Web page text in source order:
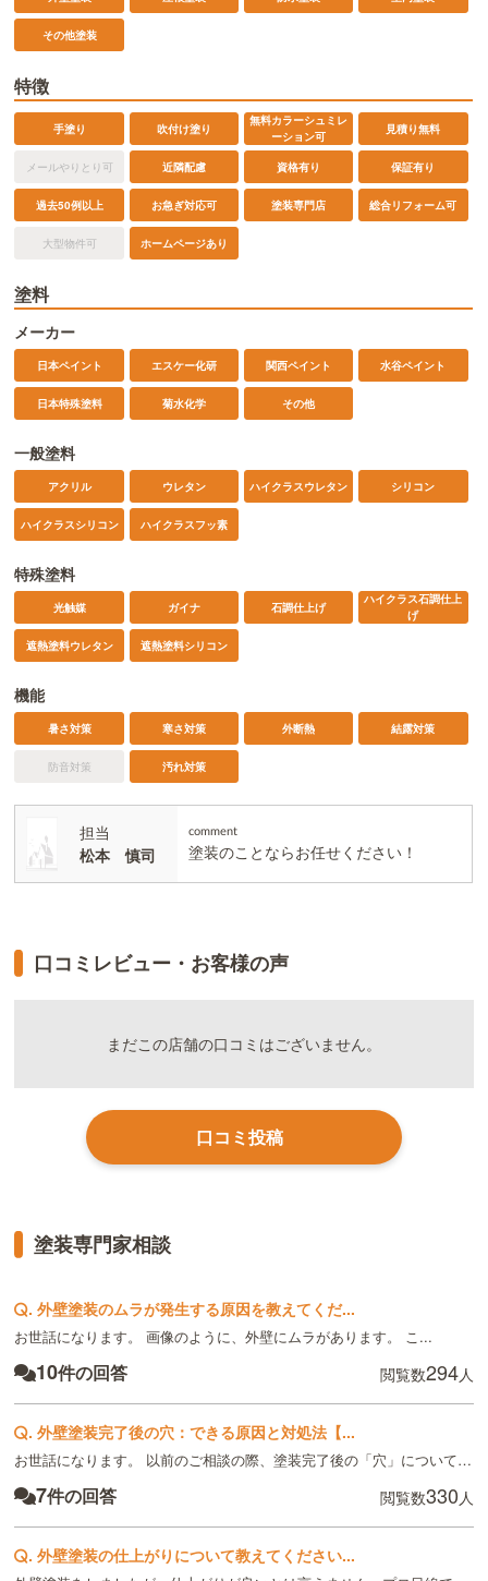
その他塗装
特徴
手塗り 吹付け塗り
無料カラーシュミレ
ーション可
見積り無料
メールやりとり可 近隣配慮 資格有り 保証有り
過去50例以上 お急ぎ対応可 塗装専門店 総合リフォーム可
大型物件可 ホームページあり
塗料
メーカー
日本ペイント エスケー化研 関西ペイント 水谷ペイント
日本特殊塗料 菊水化学 その他
一般塗料
アクリル ウレタン ハイクラスウレタン シリコン
ハイクラスシリコン ハイクラスフッ素
特殊塗料
光触媒 ガイナ 石調仕上げ
ハイクラス石調仕上
げ
遮熱塗料ウレタン
遮熱塗料シリコン
機能
暑さ対策 寒さ対策 外断熱 結露対策
防音対策 汚れ対策
担当
松本 慎司
comment
塗装のことならお任せください！
口コミレビュー・お客様の声
まだこの店舗の口コミはございません。
口コミ投稿
塗装専門家相談
. 外壁塗装のムラが発生する原因を教えてくだ...
お世話になります。 画像のように、外壁にムラがあります。 こ...
10件の回答 閲覧数294人
. 外壁塗装完了後の穴：できる原因と対処法【...
お世話になります。 以前のご相談の際、塗装完了後の「穴」については...
7件の回答 閲覧数330人
. 外壁塗装の仕上がりについて教えてください...